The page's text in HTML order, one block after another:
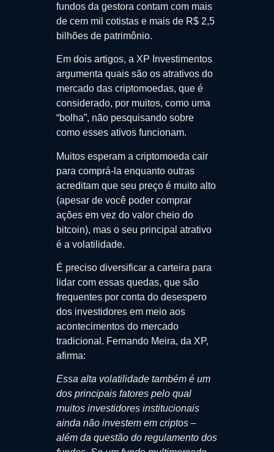
fundos da gestora contam com mais
de cem mil cotistas e mais de R$ 2,5
bilhões de patrimônio.
Em dois artigos, a XP Investimentos
argumenta quais são os atrativos do
mercado das criptomoedas, que é
considerado, por muitos, como uma
“bolha”, não pesquisando sobre
como esses ativos funcionam.
Muitos esperam a criptomoeda cair
para comprá-la enquanto outras
acreditam que seu preço é muito alto
(apesar de você poder comprar
ações em vez do valor cheio do
bitcoin), mas o seu principal atrativo
é a volatilidade.
É preciso diversificar a carteira para
lidar com essas quedas, que são
frequentes por conta do desespero
dos investidores em meio aos
acontecimentos do mercado
tradicional. Fernando Meira, da XP,
afirma:
Essa alta volatilidade também é um
dos principais fatores pelo qual
muitos investidores institucionais
ainda não investem em criptos –
além da questão do regulamento dos